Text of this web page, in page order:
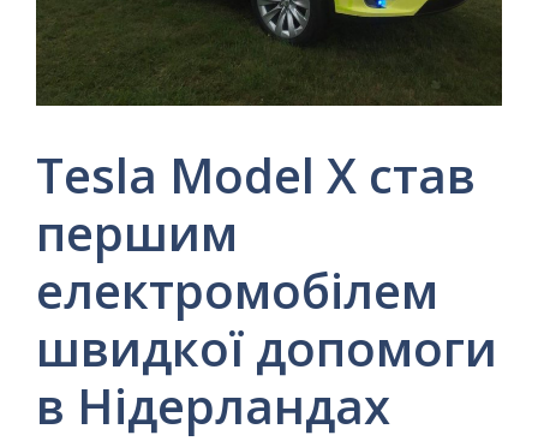
Tesla Model X став
першим
електромобілем
швидкої допомоги
в Нідерландах